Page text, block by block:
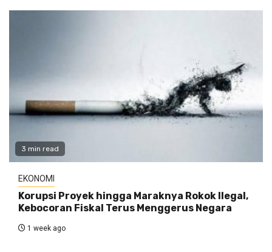
3 min read
EKONOMI
Korupsi Proyek hingga Maraknya Rokok Ilegal,
Kebocoran Fiskal Terus Menggerus Negara
1 week ago